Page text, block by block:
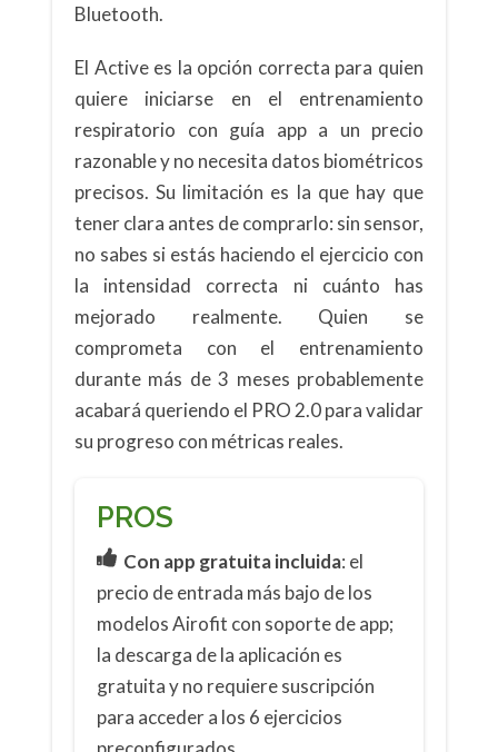
Bluetooth.
El Active es la opción correcta para quien
quiere iniciarse en el entrenamiento
respiratorio con guía app a un precio
razonable y no necesita datos biométricos
precisos. Su limitación es la que hay que
tener clara antes de comprarlo: sin sensor,
no sabes si estás haciendo el ejercicio con
la intensidad correcta ni cuánto has
mejorado realmente. Quien se
comprometa con el entrenamiento
durante más de 3 meses probablemente
acabará queriendo el PRO 2.0 para validar
su progreso con métricas reales.
PROS
Con app gratuita incluida: el
precio de entrada más bajo de los
modelos Airofit con soporte de app;
la descarga de la aplicación es
gratuita y no requiere suscripción
para acceder a los 6 ejercicios